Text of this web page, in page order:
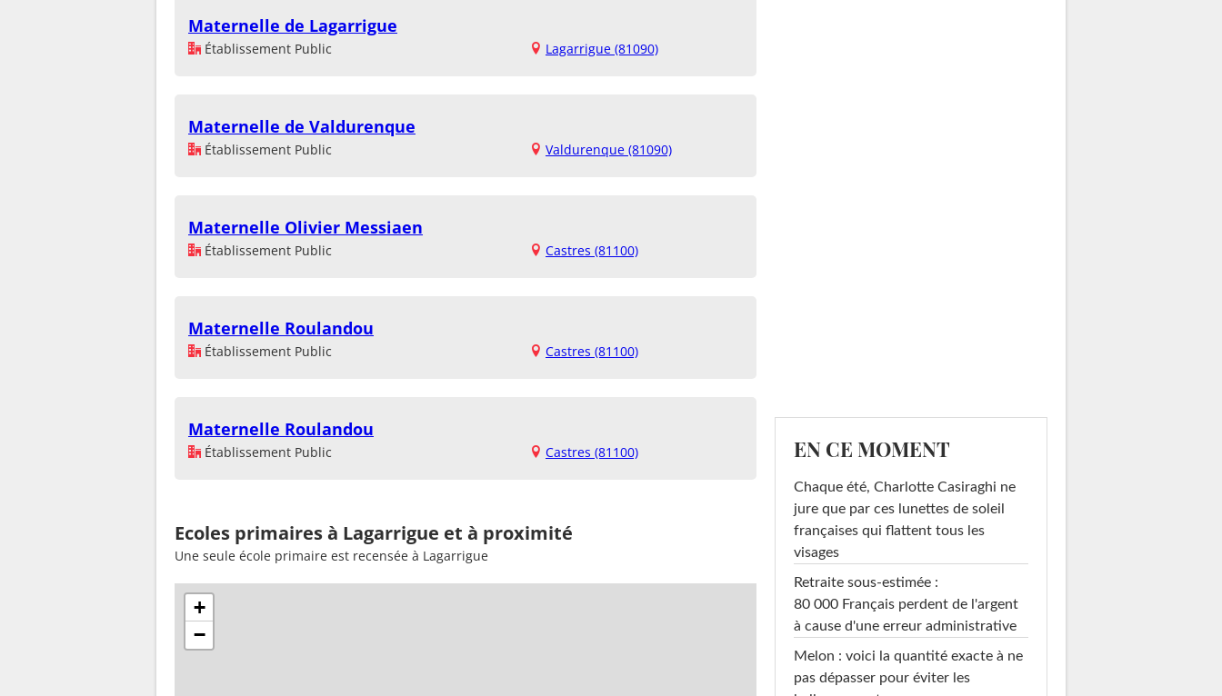
Maternelle de Lagarrigue
Établissement Public Lagarrigue (81090)
Maternelle de Valdurenque
Établissement Public Valdurenque (81090)
Maternelle Olivier Messiaen
Établissement Public Castres (81100)
Maternelle Roulandou
Établissement Public Castres (81100)
Maternelle Roulandou
Établissement Public Castres (81100)
Ecoles primaires à Lagarrigue et à proximité
Une seule école primaire est recensée à Lagarrigue
+
−
EN CE MOMENT
Chaque été, Charlotte Casiraghi ne
jure que par ces lunettes de soleil
françaises qui flattent tous les
visages
Retraite sous-estimée :
80 000 Français perdent de l'argent
à cause d'une erreur administrative
Melon : voici la quantité exacte à ne
pas dépasser pour éviter les